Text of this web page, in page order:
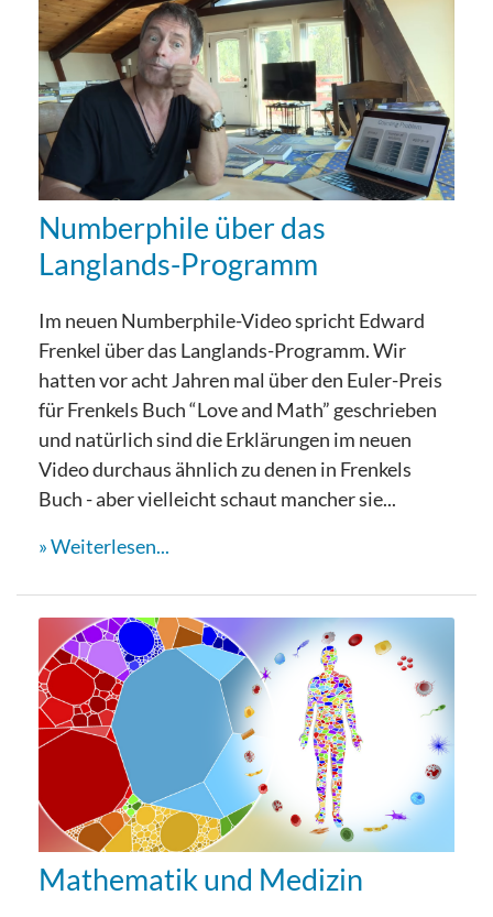
Numberphile über das
Langlands-Programm
Im neuen Numberphile-Video spricht Edward
Frenkel über das Langlands-Programm. Wir
hatten vor acht Jahren mal über den Euler-Preis
für Frenkels Buch “Love and Math” geschrieben
und natürlich sind die Erklärungen im neuen
Video durchaus ähnlich zu denen in Frenkels
Buch - aber vielleicht schaut mancher sie...
Weiterlesen...
Mathematik und Medizin